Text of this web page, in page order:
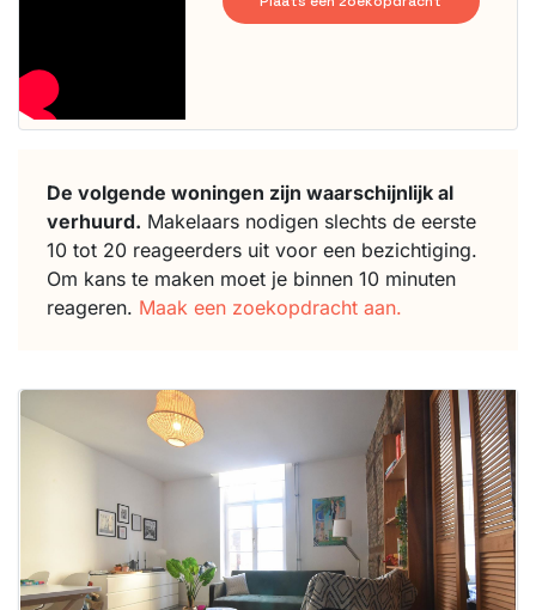
De volgende woningen zijn waarschijnlijk al
verhuurd. Makelaars nodigen slechts de eerste
10 tot 20 reageerders uit voor een bezichtiging.
Om kans te maken moet je binnen 10 minuten
reageren. Maak een zoekopdracht aan.
Deze woning
maken moet je
binnen 15
minuten
reageren.
Stekkies helpt
je hierbij!